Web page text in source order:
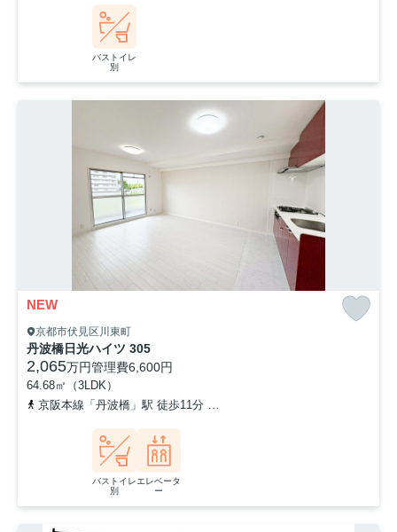
バストイレ
別
NEW
京都市伏見区川東町
丹波橋日光ハイツ 305
2,065万円管理費6,600円
64.68㎡（3LDK）
京阪本線「丹波橋」駅 徒歩11分
バストイレ
別
エレベータ
ー